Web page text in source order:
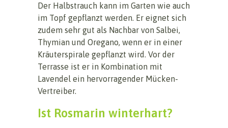
Der Halbstrauch kann im Garten wie auch
im Topf gepflanzt werden. Er eignet sich
zudem sehr gut als Nachbar von Salbei,
Thymian und Oregano, wenn er in einer
Kräuterspirale gepflanzt wird. Vor der
Terrasse ist er in Kombination mit
Lavendel ein hervorragender Mücken-
Vertreiber.
Ist Rosmarin winterhart?